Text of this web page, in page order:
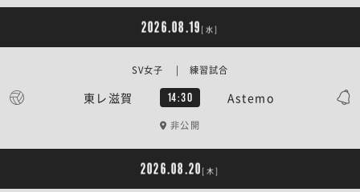
2026.08.19 [水]
東レ滋賀 14:30 Astemo
SV女子 | 練習試合
非公開
2026.08.20 [木]